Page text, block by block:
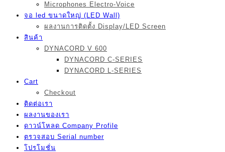
Microphones Electro-Voice
จอ led ขนาดใหญ่ (LED Wall)
ผลงานการติดตั้ง Display/LED Screen
สินค้า
DYNACORD V 600
DYNACORD C-SERIES
DYNACORD L-SERIES
Cart
Checkout
ติดต่อเรา
ผลงานของเรา
ดาวน์โหลด Company Profile
ตรวจสอบ Serial number
โปรโมชั่น